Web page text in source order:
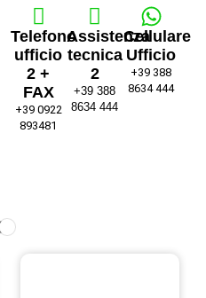
Telefono
ufficio
2 +
FAX
+39 0922
893481
Assistenza
tecnica
2
+39 388
8634 444
Cellulare
Ufficio
+39 388
8634 444